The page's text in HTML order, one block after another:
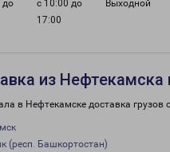
до
с 10:00 до
17:00
Выходной
из Нефтекамска
в Нефтекамске доставка грузов
(респ. Башкортостан)